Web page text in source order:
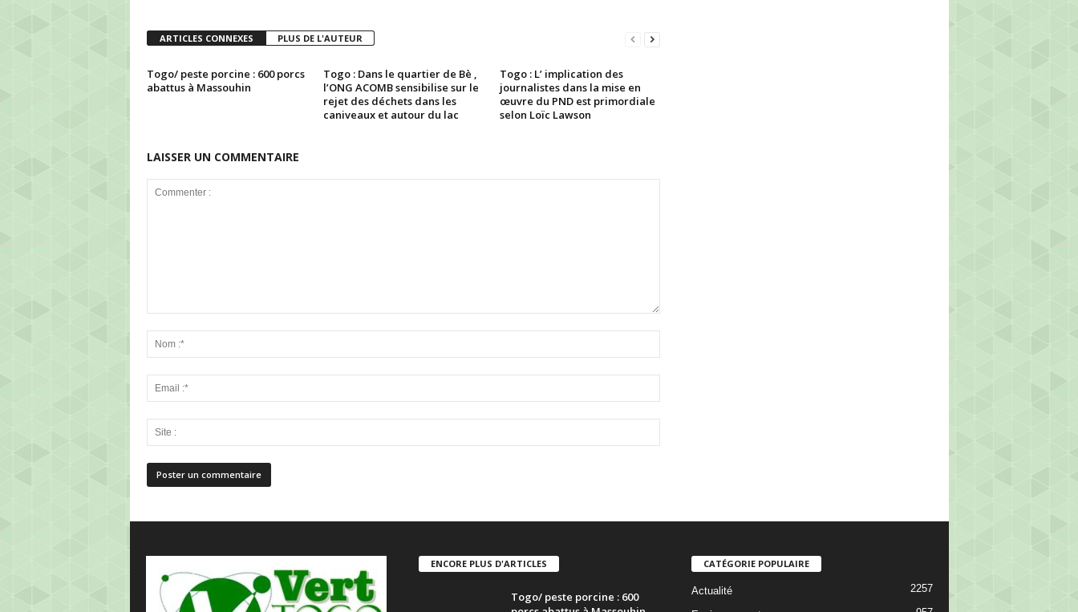
ARTICLES CONNEXES PLUS DE L'AUTEUR
Togo/ peste porcine : 600 porcs
abattus à Massouhin
Togo : Dans le quartier de Bè ,
l’ONG ACOMB sensibilise sur le
rejet des déchets dans les
caniveaux et autour du lac
Togo : L’ implication des
journalistes dans la mise en
œuvre du PND est primordiale
selon Loïc Lawson
LAISSER UN COMMENTAIRE
ENCORE PLUS D'ARTICLES
Togo/ peste porcine : 600
CATÉGORIE POPULAIRE
Actualité 2257